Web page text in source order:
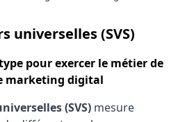
universelles (SVS)
pour exercer le métier de
marketing digital
(SVS) mesure